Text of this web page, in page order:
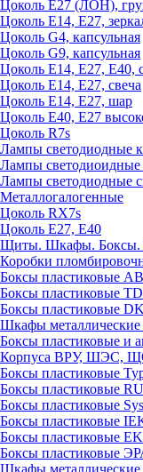
Цоколь Е27 (ЛОН),
Цоколь Е14, Е27,
Цоколь G4, капсульная
Цоколь G9, капсульная
Цоколь Е14, Е27, Е40,
Цоколь Е14, Е27, свеча
Цоколь Е14, Е27, шар
Цоколь Е40, Е27
Цоколь R7s
Лампы светодиодные
Лампы
Лампы светодиодные
Металлогалогенные
Цоколь RX7s
Цоколь Е27, E40
Щиты. Шкафы. Боксы.
Коробки
Боксы пластиковые
Боксы пластиковые
Боксы пластиковые
Шкафы металлические
Боксы пластиковые и
Корпуса ВРУ, ШЭС,
Боксы пластиковые
Боксы пластиковые
Боксы пластиковые
Боксы пластиковые
Боксы пластиковые
Боксы пластиковые
Шкафы